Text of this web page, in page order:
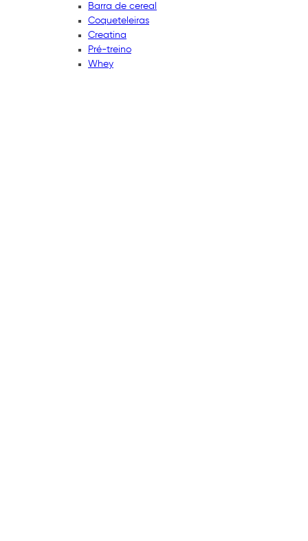
Barra de cereal
Coqueteleiras
Creatina
Pré-treino
Whey